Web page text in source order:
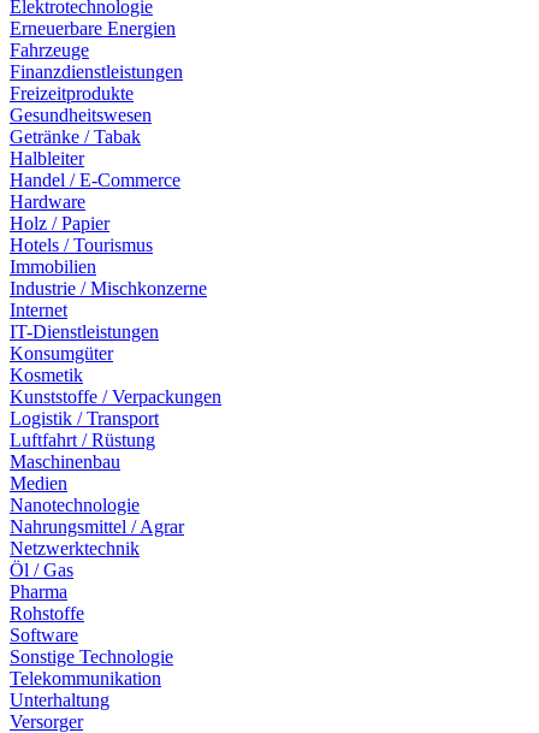
Elektrotechnologie
Erneuerbare Energien
Fahrzeuge
Finanzdienstleistungen
Freizeitprodukte
Gesundheitswesen
Getränke / Tabak
Halbleiter
Handel / E-Commerce
Hardware
Holz / Papier
Hotels / Tourismus
Immobilien
Industrie / Mischkonzerne
Internet
IT-Dienstleistungen
Konsumgüter
Kosmetik
Kunststoffe / Verpackungen
Logistik / Transport
Luftfahrt / Rüstung
Maschinenbau
Medien
Nanotechnologie
Nahrungsmittel / Agrar
Netzwerktechnik
Öl / Gas
Pharma
Rohstoffe
Software
Sonstige Technologie
Telekommunikation
Unterhaltung
Versorger